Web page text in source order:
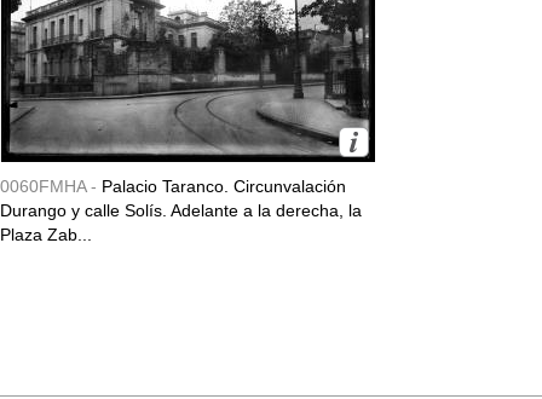
0060FMHA - Palacio Taranco. Circunvalación
Durango y calle Solís. Adelante a la derecha, la
Plaza Zab...